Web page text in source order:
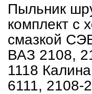
Пыльник
комплект с
смазкой
ВАЗ 2108,
1118
6111, 2108-